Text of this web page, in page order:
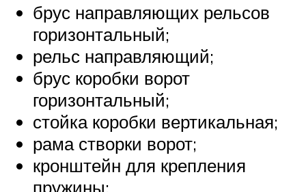
брус направляющих рельсов
горизонтальный;
рельс направляющий;
брус коробки ворот
горизонтальный;
стойка коробки вертикальная;
рама створки ворот;
кронштейн для крепления
пружины;